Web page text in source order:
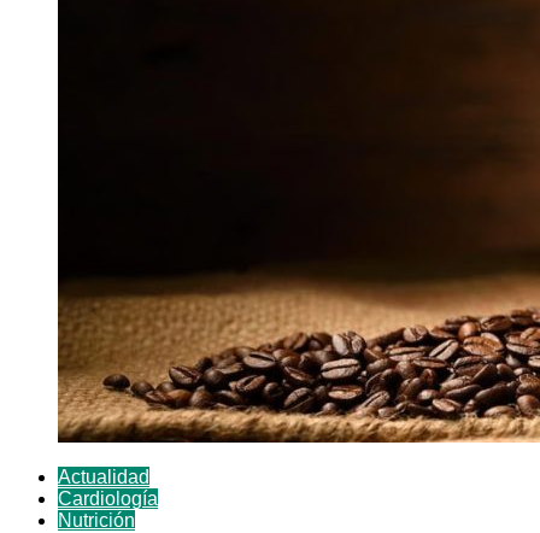
Actualidad
Cardiología
Nutrición